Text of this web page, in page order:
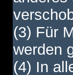
(3) Für
werden
(4) In